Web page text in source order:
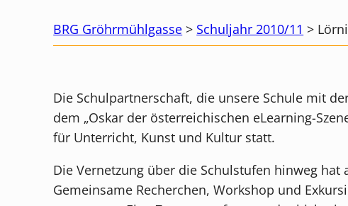
BRG Gröhrmühlgasse > Schuljahr 2010/11 >
Die Schulpartnerschaft, die unsere Schule mit
dem „Oskar der österreichischen eLearning-
für Unterricht, Kunst und Kultur statt.
Die Vernetzung über die Schulstufen hinweg
Gemeinsame Recherchen, Workshop und